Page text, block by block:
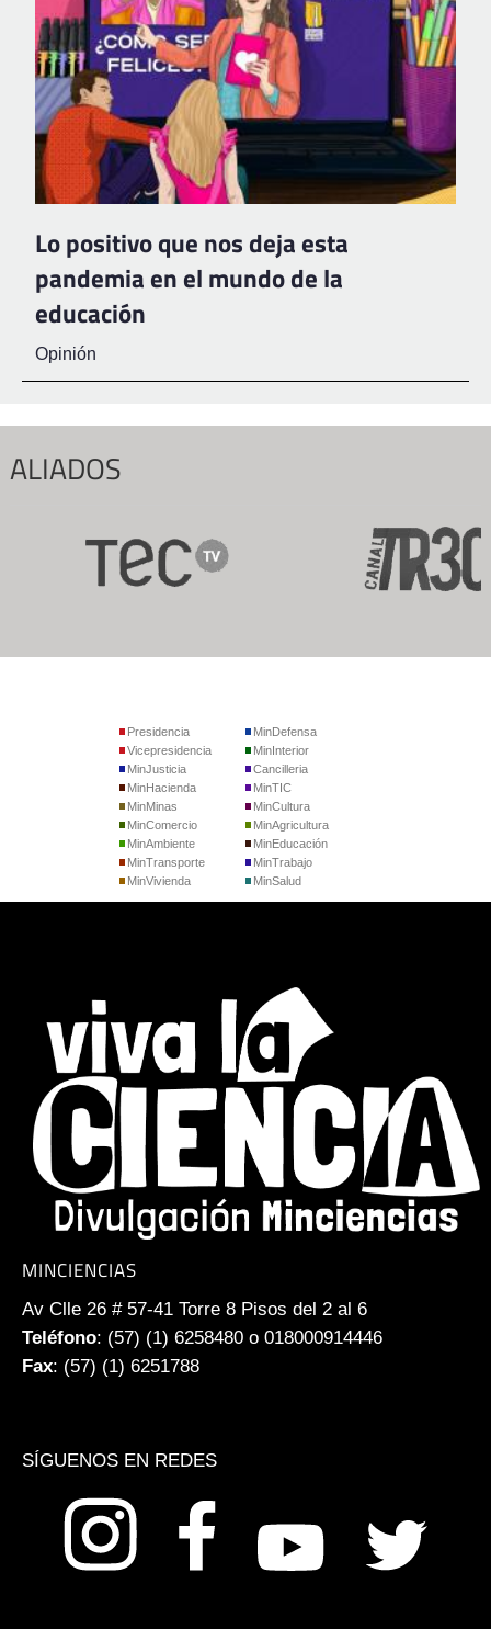
Lo positivo que nos deja esta
pandemia en el mundo de la
educación
Opinión
ALIADOS
Presidencia
Vicepresidencia
MinJusticia
MinDefensa
MinInterior
Cancilleria
MinHacienda
MinMinas
MinComercio
MinTIC
MinCultura
MinAgricultura
MinAmbiente
MinTransporte
MinVivienda
MinEducación
MinTrabajo
MinSalud
MINCIENCIAS
Av Clle 26 # 57-41 Torre 8 Pisos del 2 al 6
Teléfono: (57) (1) 6258480 o 018000914446
Fax: (57) (1) 6251788
SÍGUENOS EN REDES